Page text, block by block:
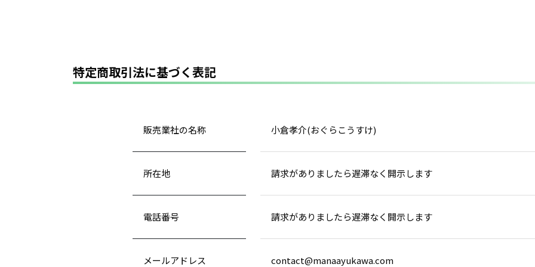
特定商取引法に基づく表記
販売業社の名称 小倉孝介(おぐらこうすけ)
所在地 請求がありましたら遅滞なく開示します
電話番号 請求がありましたら遅滞なく開示します
メールアドレス contact@manaayukawa.com